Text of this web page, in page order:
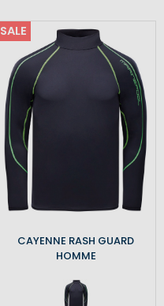
SALE
CAYENNE RASH GUARD
HOMME